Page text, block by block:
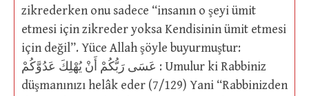
zikrederken onu sadece “insanın o şeyi ümit
etmesi için zikreder yoksa Kendisinin ümit etmesi
için değil”. Yüce Allah şöyle buyurmuştur:
عَسَى رَبُّكُمْ أَنْ يُهْلِكَ عَدُوَّكُمْ : Umulur ki Rabbiniz
düşmanınızı helâk eder (7/129) Yani “Rabbinizden